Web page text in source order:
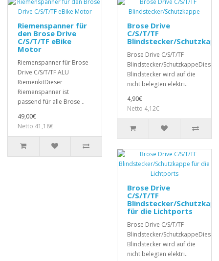
Riemenspanner für
den Brose Drive
C/S/T/TF eBike
Motor
Riemenspanner für Brose
Drive C/S/T/TF ALU
RiemenkitDieser
Riemenspanner ist
passend für alle Brose ..
49,00€
Netto 41,18€
Brose Drive
C/S/T/TF
Blindstecker/
Brose Drive C/S/T/TF
Blindstecker/SchutzkappeDieser
Blindstecker wird auf die
nicht belegten elektri..
4,90€
Netto 4,12€
Brose Drive
C/S/T/TF
Blindstecker/
für die Lichtports
Brose Drive C/S/T/TF
Blindstecker/SchutzkappeDieser
Blindstecker wird auf die
nicht belegten elektri..